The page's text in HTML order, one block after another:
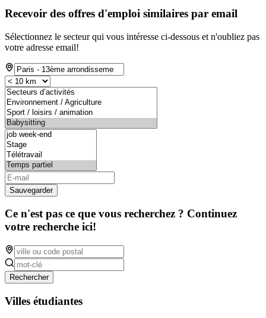
Recevoir des offres d'emploi similaires par email
Sélectionnez le secteur qui vous intéresse ci-dessous et n'oubliez pas
votre adresse email!
Sauvegarder
Ce n'est pas ce que vous recherchez ? Continuez
votre recherche ici!
Rechercher
Villes étudiantes